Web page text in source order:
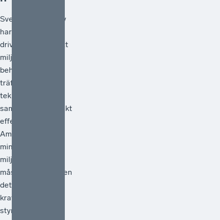
Svenskt Näringsliv
har under lång tid
drivit frågan om att
miljöpolitiken
behöver vara
träffsäker,
teknikneutral och
samhällsekonomiskt
effektiv.[1]
Ambitionen att
minska
miljöpåverkan
måste vara hög men
det måste också
kraven på att de
styrmedel som